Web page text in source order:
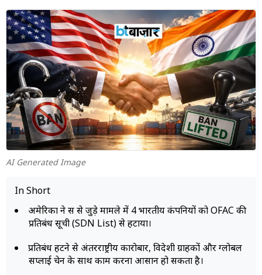
बिजनेस
न्यूज
वीडियो
म्यूचुअल
फंड
AI Generated Image
In Short
अमेरिका ने रूस से जुड़े मामले में 4 भारतीय कंपनियों को OFAC की
प्रतिबंध सूची (SDN List) से हटाया।
प्रतिबंध हटने से अंतरराष्ट्रीय कारोबार, विदेशी ग्राहकों और ग्लोबल
सप्लाई चेन के साथ काम करना आसान हो सकता है।